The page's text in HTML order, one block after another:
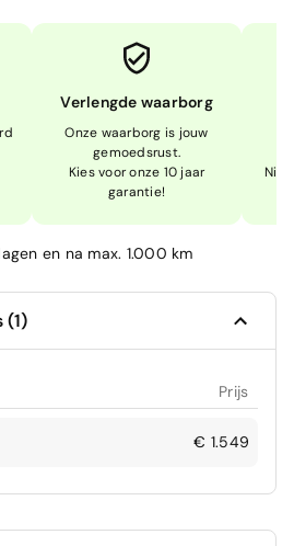
Verlengde waarborg
Onze waarborg is jouw
gemoedsrust.
Kies voor onze 10 jaar
garantie!
Niet
en na max. 1.000 km
(1)
Prijs
€ 1.549